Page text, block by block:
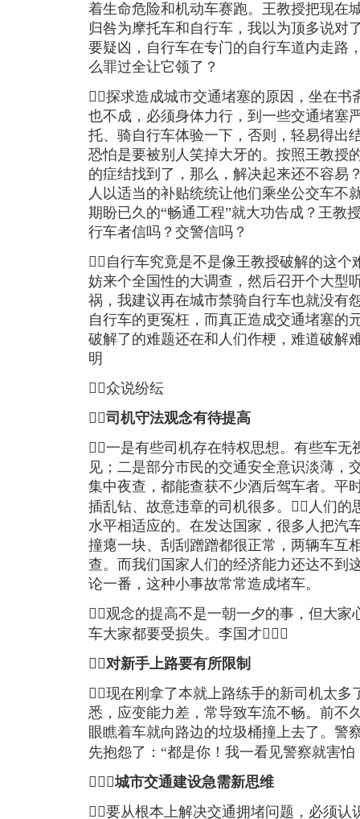
着生命危险和机动车赛跑。王教授把现在
归咎为摩托车和自行车，我以为顶多说对
要疑凶，自行车在专门的自行车道内走路
么罪过全让它领了？
探求造成城市交通堵塞的原因，坐在书
也不成，必须身体力行，到一些交通堵塞
托、骑自行车体验一下，否则，轻易得出
恐怕是要被别人笑掉大牙的。按照王教授
的症结找到了，那么，解决起来还不容易
人以适当的补贴统统让他们乘坐公交车不
期盼已久的“畅通工程”就大功告成？王教
行车者信吗？交警信吗？
自行车究竟是不是像王教授破解的这个
妨来个全国性的大调查，然后召开个大型
祸，我建议再在城市禁骑自行车也就没有
自行车的更冤枉，而真正造成交通堵塞的
破解了的难题还在和人们作梗，难道破解
明
众说纷纭
司机守法观念有待提高
一是有些司机存在特权思想。有些车无
见；二是部分市民的交通安全意识淡薄，
集中夜查，都能查获不少酒后驾车者。平
插乱钻、故意违章的司机很多。人们的
水平相适应的。在发达国家，很多人把汽
撞瘪一块、刮刮蹭蹭都很正常，两辆车互
查。而我们国家人们的经济能力还达不到
论一番，这种小事故常常造成堵车。
观念的提高不是一朝一夕的事，但大家
车大家都要受损失。李国才
 对新手上路要有所限制
现在刚拿了本就上路练手的新司机太多
悉，应变能力差，常导致车流不畅。前不
眼瞧着车就向路边的垃圾桶撞上去了。警
先抱怨了：“都是你！我一看见警察就害怕
城市交通建设急需新思维
要从根本上解决交通拥堵问题，必须认